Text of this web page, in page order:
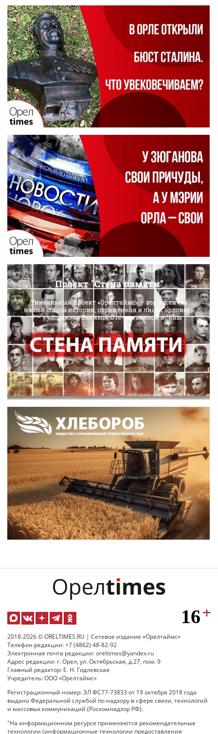
2018-2026 © ORELTIMES.RU | Сетевое издание «Орелтаймс»
Телефон редакции: +7 (4862) 48-82-92
Электронная почта редакции: oreltimes@yandex.ru
Адрес редакции: г. Орел, ул. Октябрьская, д.27, пом. 9
Главный редактор: Е. Н. Годлевская
Учредитель: ООО «Орелтаймс»
Регистрационный номер: ЭЛ ФС77-73833 от 19 октября 2018 года
выдано Федеральной службой по надзору в сфере связи, технологий
и массовых коммуникаций (Роскомнадзор РФ).
"На информационном ресурсе применяются рекомендательные
технологии (информационные технологии предоставления